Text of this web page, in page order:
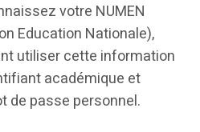
votre NUMEN
Education Nationale),
utiliser cette information
académique et
de passe personnel.